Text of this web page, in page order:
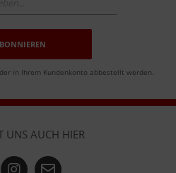
in Ihrem Kundenkonto abbestellt werden.
UNS AUCH HIER